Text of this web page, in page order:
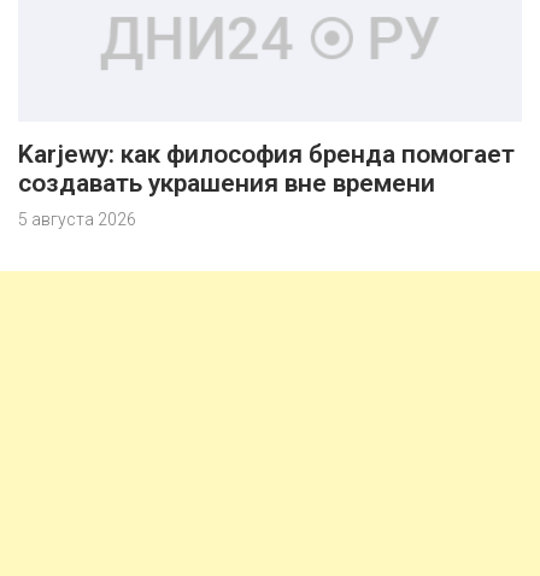
Karjewy: как философия бренда помогает
создавать украшения вне времени
5 августа 2026